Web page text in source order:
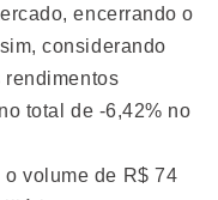
encerrando o
considerando
rendimentos
total de -6,42% no
volume de R$ 74